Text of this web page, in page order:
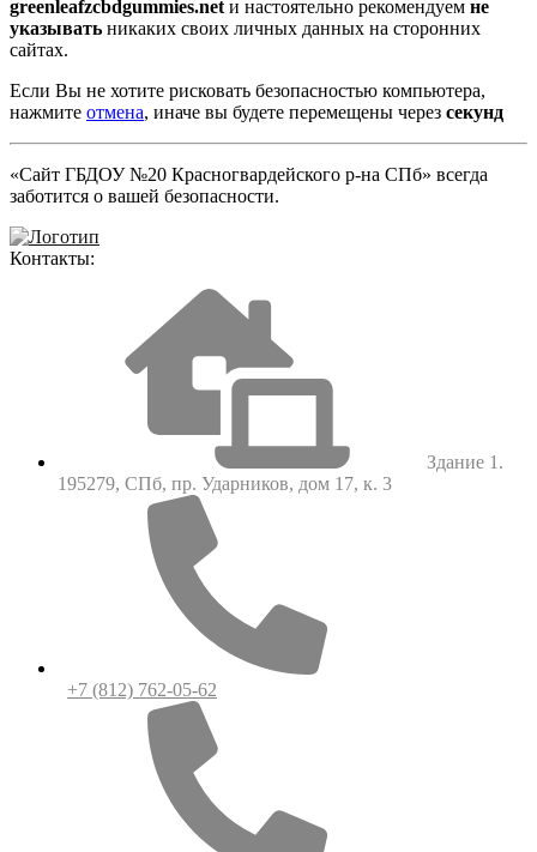
greenleafzcbdgummies.netи настоятельно рекомендуем не
указывать никаких своих личных данных на сторонних
сайтах.
Если Вы не хотите рисковать безопасностью компьютера,
нажмите отмена, иначе вы будете перемещены через секунд
«Сайт ГБДОУ №20 Красногвардейского р-на СПб» всегда
заботится о вашей безопасности.
Контакты:
Здание 1.
195279, СПб, пр. Ударников, дом 17, к. 3
+7 (812) 762-05-62